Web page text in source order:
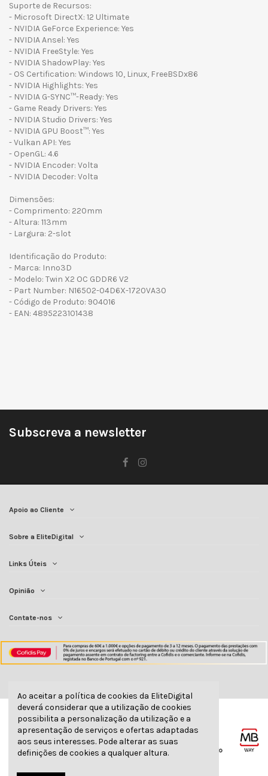
Suporte de Recursos:
- Microsoft DirectX: 12 Ultimate
- NVIDIA GeForce Experience: Yes
- NVIDIA Ansel: Yes
- NVIDIA FreeStyle: Yes
- NVIDIA ShadowPlay: Yes
- OS Certification: Windows 10, Linux, FreeBSDx86
- NVIDIA Highlights: Yes
- NVIDIA G-SYNC™-Ready: Yes
- Game Ready Drivers: Yes
- NVIDIA Studio Drivers: Yes
- NVIDIA GPU Boost™: Yes
- Vulkan API: Yes
- OpenGL: 4.6
- NVIDIA Encoder: Volta
- NVIDIA Decoder: Volta
Dimensões:
- Comprimento: 220mm
- Altura: 113mm
- Largura: 2-slot
Identificação do Produto:
- Marca: Inno3D
- Modelo: Twin X2 OC GDDR6 V2
- Part Number: N16502-04D6X-1720VA30
- Código de Produto: 904016
- EAN: 4895223101438
Subscreva a newsletter
Apoio ao Cliente
Sobre a EliteDigital
Links Úteis
Opinião
Contate-nos
Ao aceitar a política de cookies da EliteDigital
deverá considerar que a utilização de cookies
possibilita a personalização da utilização e a
apresentação de serviços e ofertas adaptadas
aos seus interesses. Pode alterar as suas
definições de cookies a qualquer altura.